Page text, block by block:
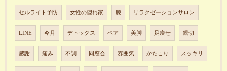
セルライト予防 女性の隠れ家 膝 リラクゼーションサロン
LINE 今月 デトックス ペア 美脚 足痩せ 親切
感謝 痛み 不調 同窓会 雰囲気 かたこり スッキリ